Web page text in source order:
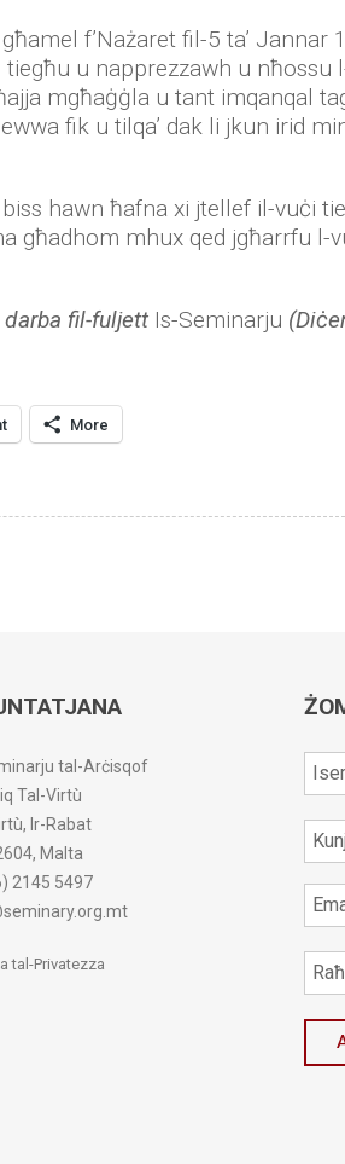
f’Nażaret fil-5 ta’
u napprezzawh u nħossu
mgħaġġla u tant imqanqal
fik u tilqa’ dak li jkun
hawn ħafna xi jtellef il-vuċi
għadhom mhux qed jgħarrfu
fil-fuljett Is-Seminarju
More
tal-Arċisqof
Tal-Virtù
Ir-Rabat
Malta
2145 5497
tal-Privatezza